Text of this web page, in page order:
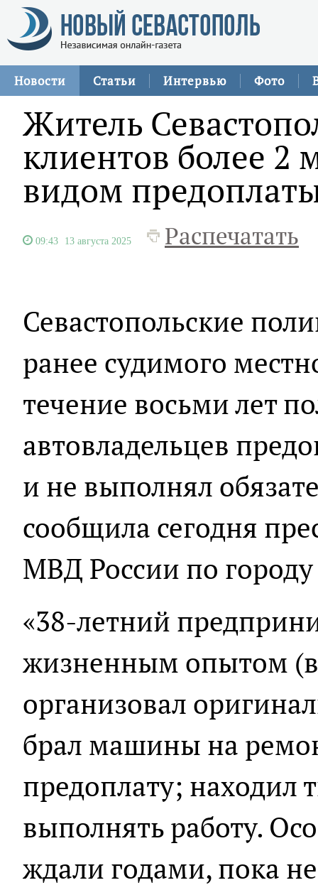
Новости Статьи Интервью Фото
Житель
клиентов более 2
видом
09:43 13 августа 2025 Распечатать
Севастопольские
ранее судимого
течение восьми лет
автовладельцев
и не выполнял
сообщила сегодня
МВД России по
«38-летний
жизненным опытом
организовал
брал машины на
предоплату; находил
выполнять работу.
ждали годами, пока